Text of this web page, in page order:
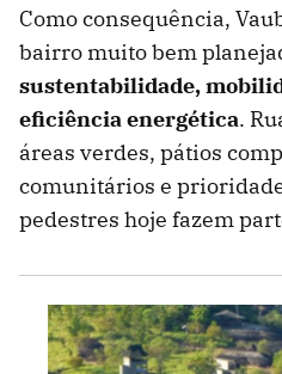
Como consequência,
bairro muito bem
sustentabilidade,
eficiência energética.
áreas verdes, pátios
comunitários e
pedestres hoje fazem